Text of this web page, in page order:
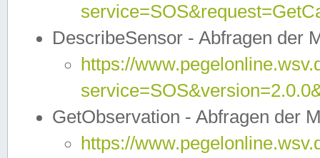
DescribeSensor - Abfragen der
https://
GetObservation - Abfragen der
https://